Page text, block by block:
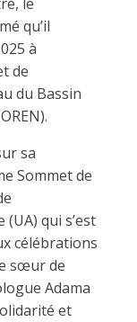
qu’il
à
de
du Bassin
sa
Sommet de
qui s’est
célébrations
sœur de
Adama
et